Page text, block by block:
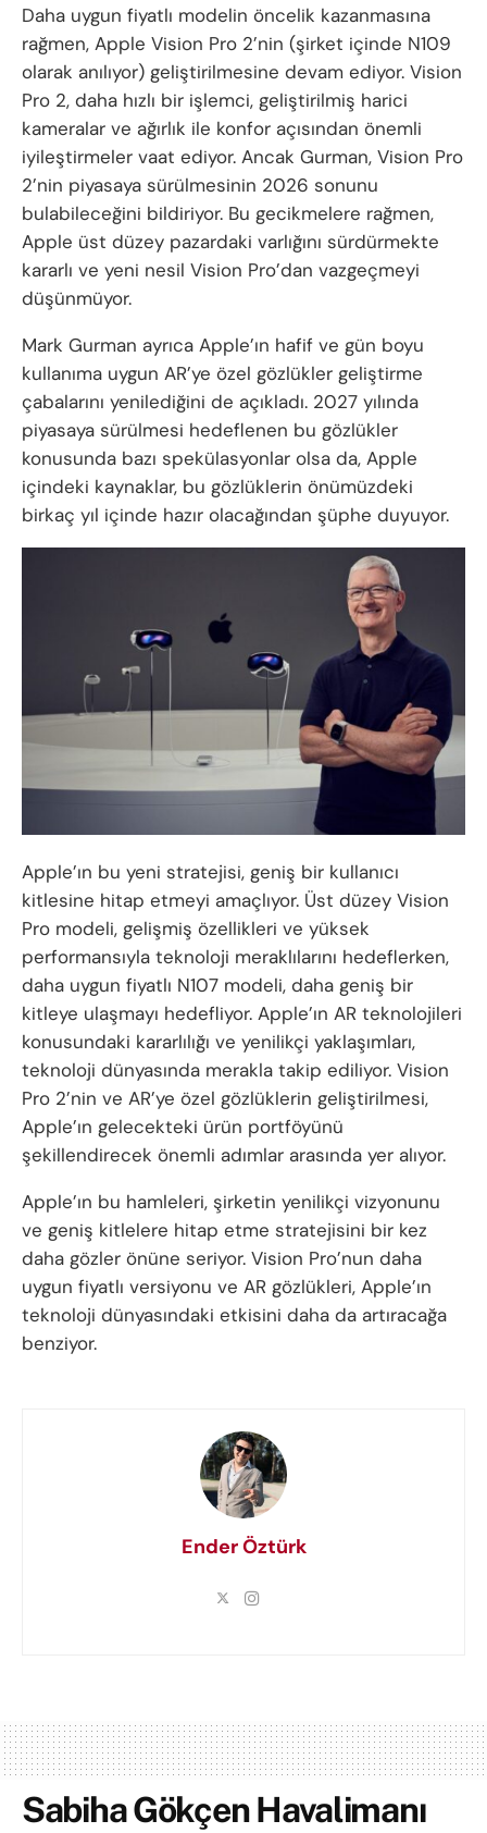
Daha uygun fiyatlı modelin öncelik kazanmasına
rağmen, Apple Vision Pro 2’nin (şirket içinde N109
olarak anılıyor) geliştirilmesine devam ediyor. Vision
Pro 2, daha hızlı bir işlemci, geliştirilmiş harici
kameralar ve ağırlık ile konfor açısından önemli
iyileştirmeler vaat ediyor. Ancak Gurman, Vision Pro
2’nin piyasaya sürülmesinin 2026 sonunu
bulabileceğini bildiriyor. Bu gecikmelere rağmen,
Apple üst düzey pazardaki varlığını sürdürmekte
kararlı ve yeni nesil Vision Pro’dan vazgeçmeyi
düşünmüyor.
Mark Gurman ayrıca Apple’ın hafif ve gün boyu
kullanıma uygun AR’ye özel gözlükler geliştirme
çabalarını yenilediğini de açıkladı. 2027 yılında
piyasaya sürülmesi hedeflenen bu gözlükler
konusunda bazı spekülasyonlar olsa da, Apple
içindeki kaynaklar, bu gözlüklerin önümüzdeki
birkaç yıl içinde hazır olacağından şüphe duyuyor.
Apple’ın bu yeni stratejisi, geniş bir kullanıcı
kitlesine hitap etmeyi amaçlıyor. Üst düzey Vision
Pro modeli, gelişmiş özellikleri ve yüksek
performansıyla teknoloji meraklılarını hedeflerken,
daha uygun fiyatlı N107 modeli, daha geniş bir
kitleye ulaşmayı hedefliyor. Apple’ın AR teknolojileri
konusundaki kararlılığı ve yenilikçi yaklaşımları,
teknoloji dünyasında merakla takip ediliyor. Vision
Pro 2’nin ve AR’ye özel gözlüklerin geliştirilmesi,
Apple’ın gelecekteki ürün portföyünü
şekillendirecek önemli adımlar arasında yer alıyor.
Apple’ın bu hamleleri, şirketin yenilikçi vizyonunu
ve geniş kitlelere hitap etme stratejisini bir kez
daha gözler önüne seriyor. Vision Pro’nun daha
uygun fiyatlı versiyonu ve AR gözlükleri, Apple’ın
teknoloji dünyasındaki etkisini daha da artıracağa
benziyor.
Ender Öztürk
Sabiha Gökçen Havalimanı